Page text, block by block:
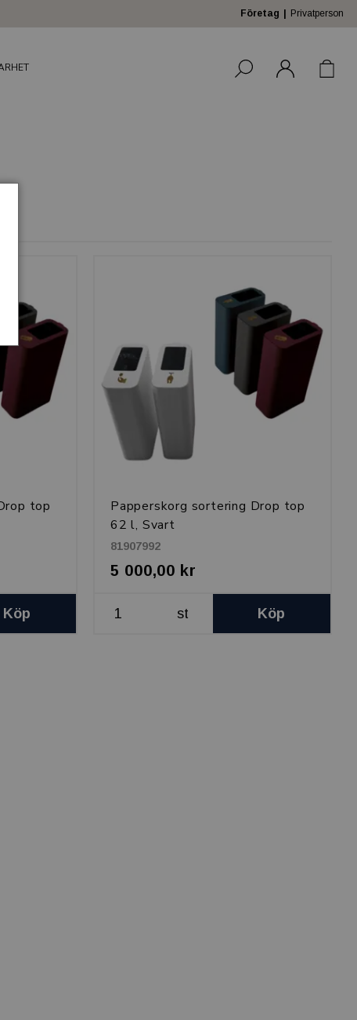
Företag Privatperson
top
Köp
Papperskorg sortering Drop top
62 l, Svart
81907992
5 000,00 kr
st Köp